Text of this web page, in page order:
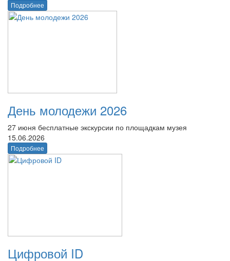
Подробнее
День молодежи 2026
27 июня бесплатные экскурсии по площадкам музея
15.06.2026
Подробнее
Цифровой ID